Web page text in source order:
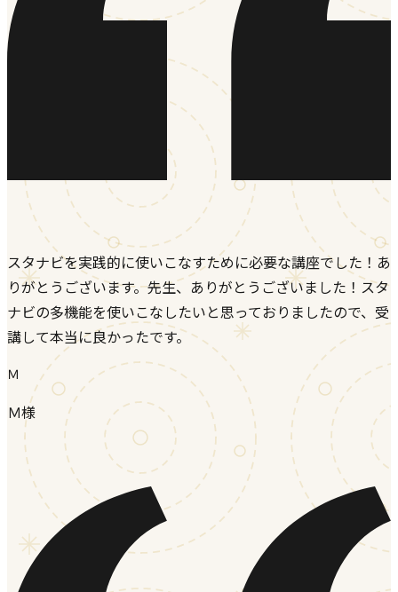
スタナビを実践的に使いこなすために必要な講座でした！あ
りがとうございます。先生、ありがとうございました！スタ
ナビの多機能を使いこなしたいと思っておりましたので、受
講して本当に良かったです。
Ｍ
Ｍ様